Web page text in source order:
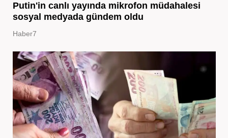
Putin'in canlı yayında mikrofon müdahalesi
sosyal medyada gündem oldu
Haber7